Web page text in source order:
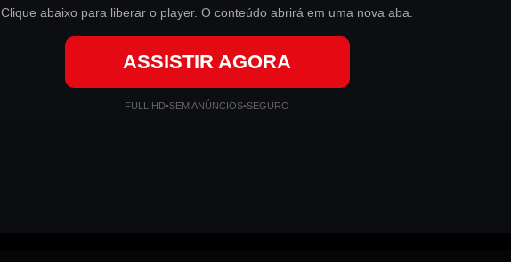
Clique abaixo para liberar o player. O conteúdo abrirá em uma nova aba.
ASSISTIR AGORA
FULL HD•SEM ANÚNCIOS•SEGURO